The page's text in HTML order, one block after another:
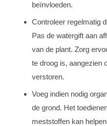
beïnvloeden.
Controleer regelmatig
Pas de watergift aan
van de plant. Zorg
te droog is, aangezien
verstoren.
Voeg indien nodig
de grond. Het
meststoffen kan